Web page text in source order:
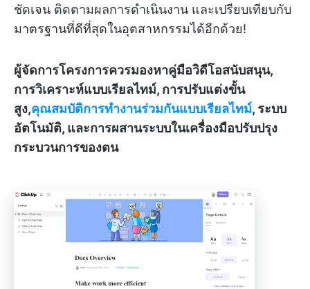
ชัดเจน ติดตามผลการดำเนินงาน และเปรียบเทียบกับ
มาตรฐานที่ดีที่สุดในอุตสาหกรรมได้อีกด้วย!
ผู้จัดการโครงการควรมองหาคู่มือวิดีโอสนับสนุน,
การวิเคราะห์แบบเรียลไทม์, การปรับแต่งขั้น
สูง,คุณสมบัติการทำงานร่วมกันแบบเรียลไทม์, ระบบ
อัตโนมัติ, และการผสานระบบในเครื่องมือปรับปรุง
กระบวนการของตน